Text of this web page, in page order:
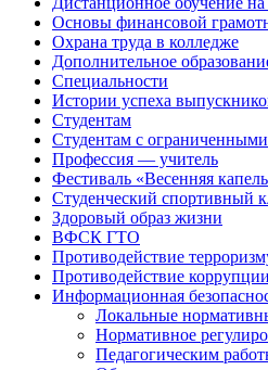
Основы финансовой
Охрана труда в колледже
Дополнительное
Специальности
Истории успеха
Студентам
Студентам с
Профессия — учитель
Фестиваль «Весенняя
Студенческий
Здоровый образ жизни
ВФСК ГТО
Противодействие
Противодействие коррупции
Информационная
Локальные
Нормативное
Педагогическим